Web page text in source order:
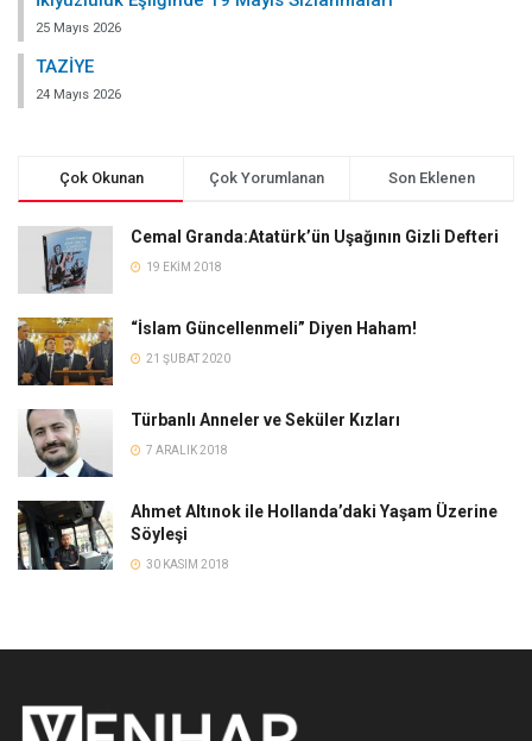
25 Mayıs 2026
TAZİYE
24 Mayıs 2026
Çok Okunan Çok Yorumlanan Son Eklenen
Cemal Granda:Atatürk’ün Uşağının Gizli Defteri
19 EKIM 2018
“İslam Güncellenmeli” Diyen Haham!
21 ŞUBAT 2020
Türbanlı Anneler ve Seküler Kızları
7 ARALIK 2018
Ahmet Altınok ile Hollanda’daki Yaşam Üzerine
Söyleşi
30 KASIM 2018